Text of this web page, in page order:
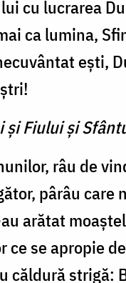
cu lucrarea
ca lumina,
eşti,
şi Fiului şi
râu de
pârâu care
arătat
ce se apropie
căldură strigă: